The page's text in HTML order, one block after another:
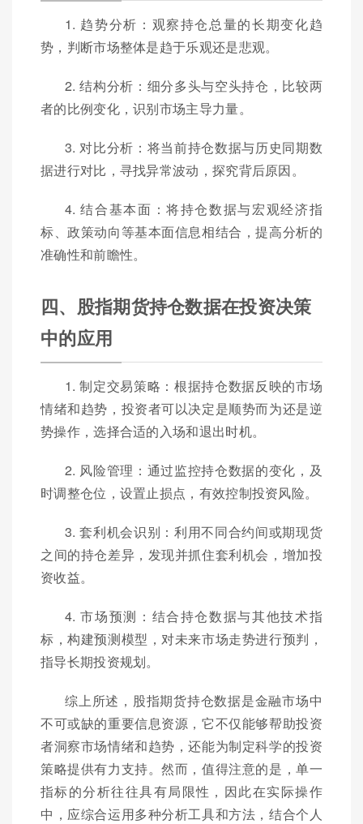
1. 趋势分析：观察持仓总量的长期变化趋
势，判断市场整体是趋于乐观还是悲观。
2. 结构分析：细分多头与空头持仓，比较两
者的比例变化，识别市场主导力量。
3. 对比分析：将当前持仓数据与历史同期数
据进行对比，寻找异常波动，探究背后原因。
4. 结合基本面：将持仓数据与宏观经济指
标、政策动向等基本面信息相结合，提高分析的
准确性和前瞻性。
四、股指期货持仓数据在投资决策
中的应用
1. 制定交易策略：根据持仓数据反映的市场
情绪和趋势，投资者可以决定是顺势而为还是逆
势操作，选择合适的入场和退出时机。
2. 风险管理：通过监控持仓数据的变化，及
时调整仓位，设置止损点，有效控制投资风险。
3. 套利机会识别：利用不同合约间或期现货
之间的持仓差异，发现并抓住套利机会，增加投
资收益。
4. 市场预测：结合持仓数据与其他技术指
标，构建预测模型，对未来市场走势进行预判，
指导长期投资规划。
综上所述，股指期货持仓数据是金融市场中
不可或缺的重要信息资源，它不仅能够帮助投资
者洞察市场情绪和趋势，还能为制定科学的投资
策略提供有力支持。然而，值得注意的是，单一
指标的分析往往具有局限性，因此在实际操作
中，应综合运用多种分析工具和方法，结合个人